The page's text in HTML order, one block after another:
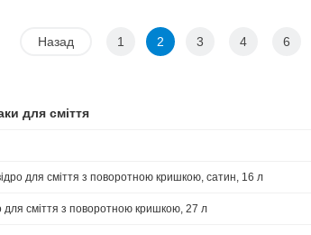
Назад 1 2 3 4 6
для сміття
для сміття з поворотною кришкою, сатин, 16 л
для сміття з поворотною кришкою, 27 л